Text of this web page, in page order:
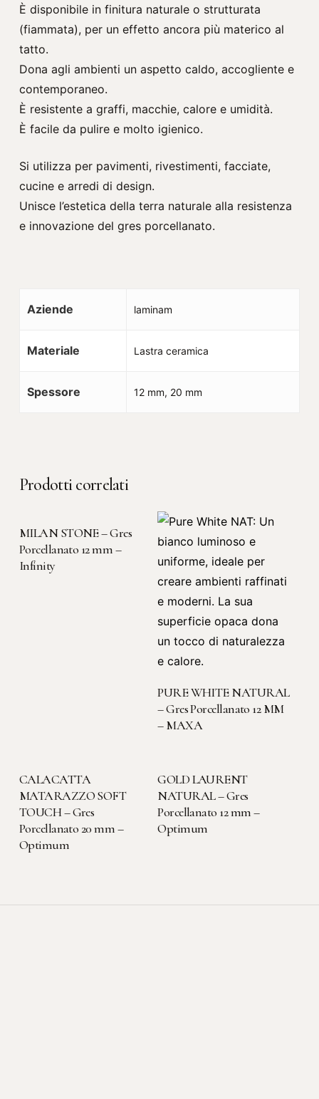
È disponibile in finitura naturale o strutturata
(fiammata), per un effetto ancora più materico al
tatto.
Dona agli ambienti un aspetto caldo, accogliente e
contemporaneo.
È resistente a graffi, macchie, calore e umidità.
È facile da pulire e molto igienico.
Si utilizza per pavimenti, rivestimenti, facciate,
cucine e arredi di design.
Unisce l’estetica della terra naturale alla resistenza
e innovazione del gres porcellanato.
Aziende laminam
Materiale Lastra ceramica
Spessore 12 mm, 20 mm
Prodotti correlati
MILAN STONE – Gres
Porcellanato 12 mm –
Infinity
PURE WHITE NATURAL
– Gres Porcellanato 12 MM
– MAXA
CALACATTA
MATARAZZO SOFT
TOUCH – Gres
Porcellanato 20 mm –
Optimum
GOLD LAURENT
NATURAL – Gres
Porcellanato 12 mm –
Optimum